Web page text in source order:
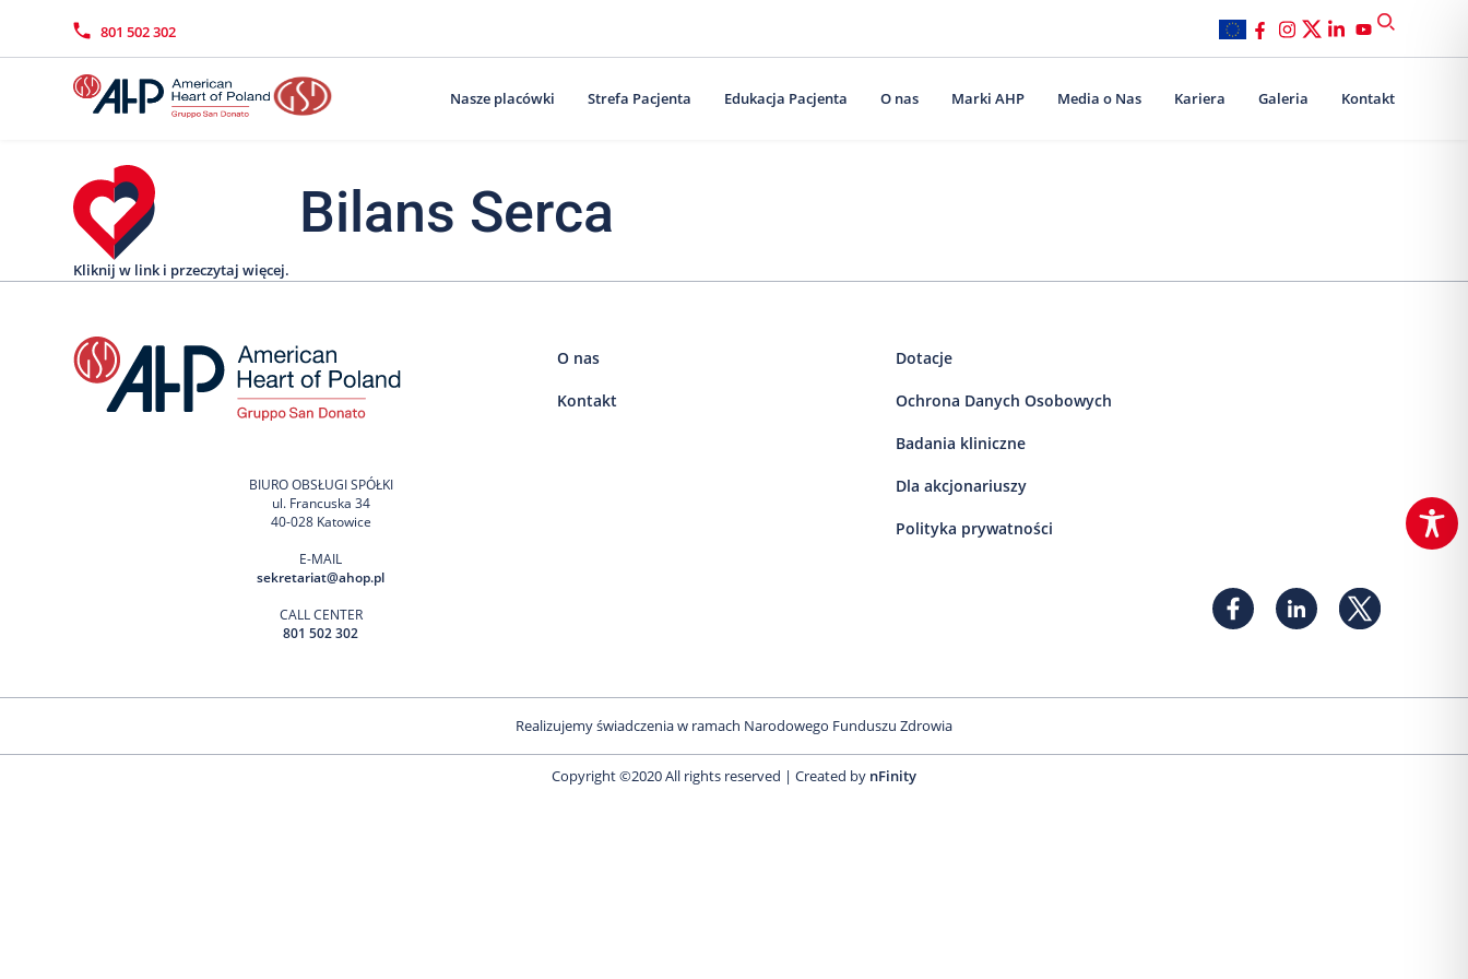
801 502 302
Nasze placówki Strefa Pacjenta Edukacja Pacjenta O nas Marki AHP Media o Nas Kariera Galeria Kontakt
Bilans Serca
Kliknij w link i przeczytaj więcej.
BIURO OBSŁUGI SPÓŁKI
ul. Francuska 34
40-028 Katowice
E-MAIL
sekretariat@ahop.pl
CALL CENTER
801 502 302
O nas
Kontakt
Dotacje
Ochrona Danych Osobowych
Badania kliniczne
Dla akcjonariuszy
Polityka prywatności
Realizujemy świadczenia w ramach Narodowego Funduszu Zdrowia
Copyright ©2020 All rights reserved | Created by nFinity